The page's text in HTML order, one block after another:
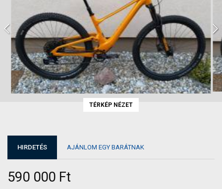
TÉRKÉP NÉZET
HIRDETÉS AJÁNLOM EGY BARÁTNAK
590 000 Ft